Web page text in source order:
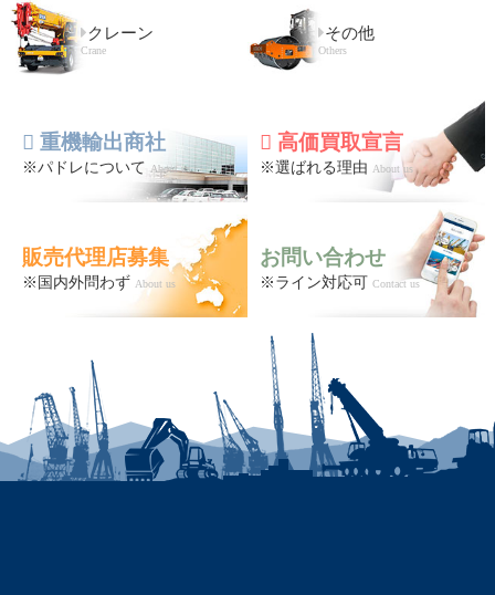
クレーン
Crane
その他
Others
重機輸出商社
※パドレについて About us
高価買取宣言
※選ばれる理由 About us
販売代理店募集
※国内外問わず About us
お問い合わせ
※ライン対応可 Contact us